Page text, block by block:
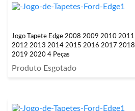
Jogo Tapete Edge 2008 2009 2010 2011
2012 2013 2014 2015 2016 2017 2018
2019 2020 4 Peças
Produto Esgotado